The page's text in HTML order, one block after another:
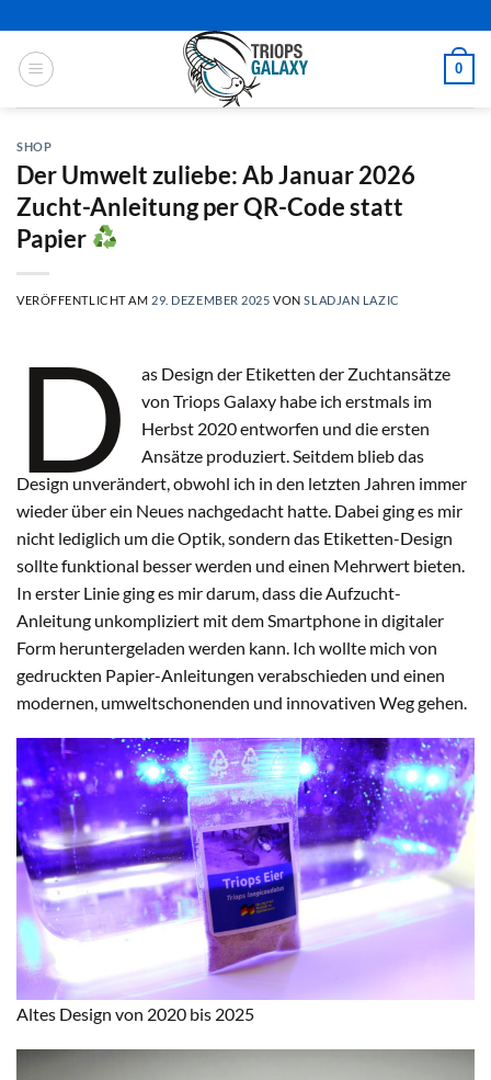
springen
0
SHOP
Der Umwelt zuliebe: Ab Januar 2026
Zucht-Anleitung per QR-Code statt
Papier
VERÖFFENTLICHT AM 29. DEZEMBER 2025 VONSLADJAN LAZIC
D
as Design der Etiketten der Zuchtansätze
von Triops Galaxy habe ich erstmals im
Herbst 2020 entworfen und die ersten
Ansätze produziert. Seitdem blieb das
Design unverändert, obwohl ich in den letzten Jahren immer
wieder über ein Neues nachgedacht hatte. Dabei ging es mir
nicht lediglich um die Optik, sondern das Etiketten-Design
sollte funktional besser werden und einen Mehrwert bieten.
In erster Linie ging es mir darum, dass die Aufzucht-
Anleitung unkompliziert mit dem Smartphone in digitaler
Form heruntergeladen werden kann. Ich wollte mich von
gedruckten Papier-Anleitungen verabschieden und einen
modernen, umweltschonenden und innovativen Weg gehen.
Altes Design von 2020 bis 2025